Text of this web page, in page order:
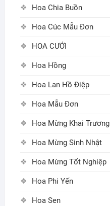
Hoa Chia Buồn
Hoa Cúc Mẫu Đơn
HOA CƯỚI
Hoa Hồng
Hoa Lan Hồ Điệp
Hoa Mẫu Đơn
Hoa Mừng Khai Trương
Hoa Mừng Sinh Nhật
Hoa Mừng Tốt Nghiệp
Hoa Phi Yến
Hoa Sen